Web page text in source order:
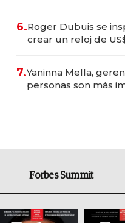
6.Roger Dubuis se
crear un reloj de
7.Yaninna Mella,
personas son más
Forbes Summit